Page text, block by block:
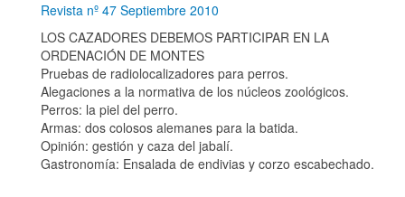
Revista nº 47 Septiembre 2010
LOS CAZADORES DEBEMOS PARTICIPAR EN LA
ORDENACIÓN DE MONTES
Pruebas de radiolocalizadores para perros.
Alegaciones a la normativa de los núcleos zoológicos.
Perros: la piel del perro.
Armas: dos colosos alemanes para la batida.
Opinión: gestión y caza del jabalí.
Gastronomía: Ensalada de endivias y corzo escabechado.